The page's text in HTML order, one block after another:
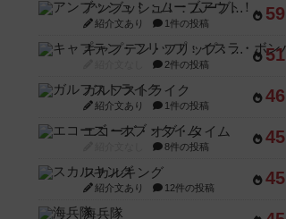
59
アンブッシュ！：ムーブアウト！
紹介文あり 1件の投稿
51
キャプテン・フリップ：イスラ・ボンバ
2件の投稿
46
ガルフストライク
紹介文あり 1件の投稿
45
エコーズ・オブ・タイム
8件の投稿
45
スカルキング
紹介文あり 12件の投稿
海兵隊